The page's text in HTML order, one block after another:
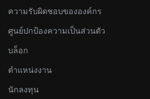
ความรับผิดชอบขององค์กร
ศูนย์ปกป้องความเป็นส่วนตัว
บล็อก
ตำแหน่งงาน
นักลงทุน